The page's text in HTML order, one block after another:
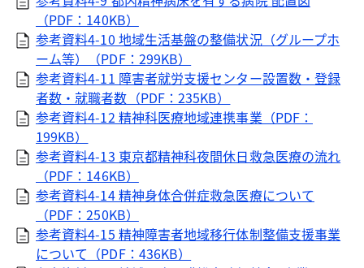
（PDF：140KB）
参考資料4-10 地域生活基盤の整備状況（グループホ
ーム等）（PDF：299KB）
参考資料4-11 障害者就労支援センター設置数・登録
者数・就職者数（PDF：235KB）
参考資料4-12 精神科医療地域連携事業（PDF：
199KB）
参考資料4-13 東京都精神科夜間休日救急医療の流れ
（PDF：146KB）
参考資料4-14 精神身体合併症救急医療について
（PDF：250KB）
参考資料4-15 精神障害者地域移行体制整備支援事業
について（PDF：436KB）